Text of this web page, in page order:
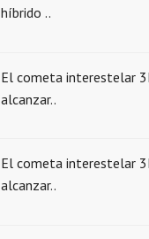
híbrido ..
El cometa interestelar
alcanzar..
El cometa interestelar
alcanzar..